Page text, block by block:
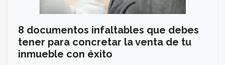
8 documentos infaltables que debes
tener para concretar la venta de tu
inmueble con éxito